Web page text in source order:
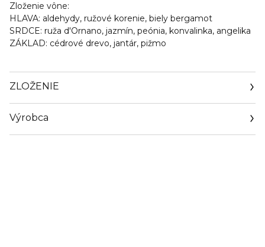
Zloženie vône:
HLAVA: aldehydy, ružové korenie, biely bergamot
SRDCE: ruža d'Ornano, jazmín, peónia, konvalinka, angelika
ZÁKLAD: cédrové drevo, jantár, pižmo
ZLOŽENIE
Výrobca